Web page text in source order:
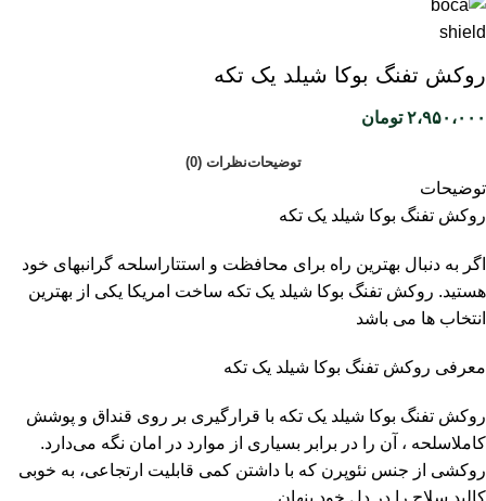
روکش تفنگ بوکا شیلد یک تکه
۲،۹۵۰،۰۰۰ تومان
توضیحاتنظرات (0)
توضیحات
روکش تفنگ بوکا شیلد یک تکه
اگر به دنبال بهترین راه برای محافظت و استتاراسلحه گرانبهای خود
هستید. روکش تفنگ بوکا شیلد یک تکه ساخت امریکا یکی از بهترین
انتخاب ها می باشد
معرفی روکش تفنگ بوکا شیلد یک تکه
روکش تفنگ بوکا شیلد یک تکه با قرارگیری بر روی قنداق و پوشش
کاملاسلحه ، آن را در برابر بسیاری از موارد در امان نگه می‌دارد.
روکشی از جنس نئوپرن که با داشتن کمی قابلیت ارتجاعی، به خوبی
کالبد سلاح را در دل خود پنهان .